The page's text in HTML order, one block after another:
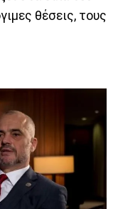
θέσεις, τους